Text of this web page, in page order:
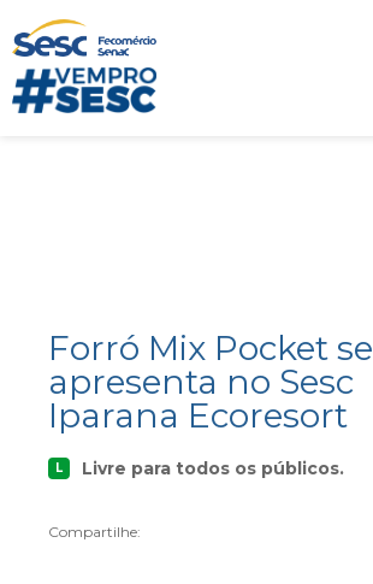
Forró Mix Pocket se
apresenta no Sesc
Iparana Ecoresort
L Livre para todos os públicos.
Compartilhe: